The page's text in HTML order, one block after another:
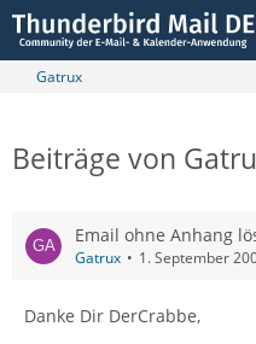
Gatrux
Beiträge von
Email ohne Anhang
Gatrux 1. September
Danke Dir DerCrabbe,